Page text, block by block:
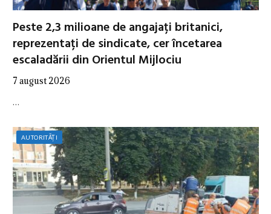
Peste 2,3 milioane de angajați britanici,
reprezentați de sindicate, cer încetarea
escaladării din Orientul Mijlociu
7 august 2026
…
AUTORITĂȚI